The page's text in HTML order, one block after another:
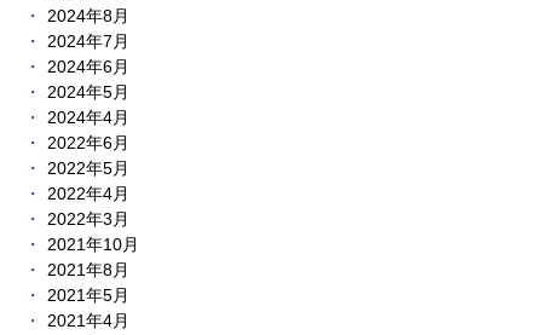
2024年8月
2024年7月
2024年6月
2024年5月
2024年4月
2022年6月
2022年5月
2022年4月
2022年3月
2021年10月
2021年8月
2021年5月
2021年4月